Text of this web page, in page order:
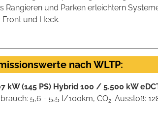
Rangieren und Parken erleichtern
Front und Heck.
nach WLTP:
kW (145 PS) Hybrid 100 / 5.500 kW
5,6 - 5,5 l/100km, CO2-Ausstoß: